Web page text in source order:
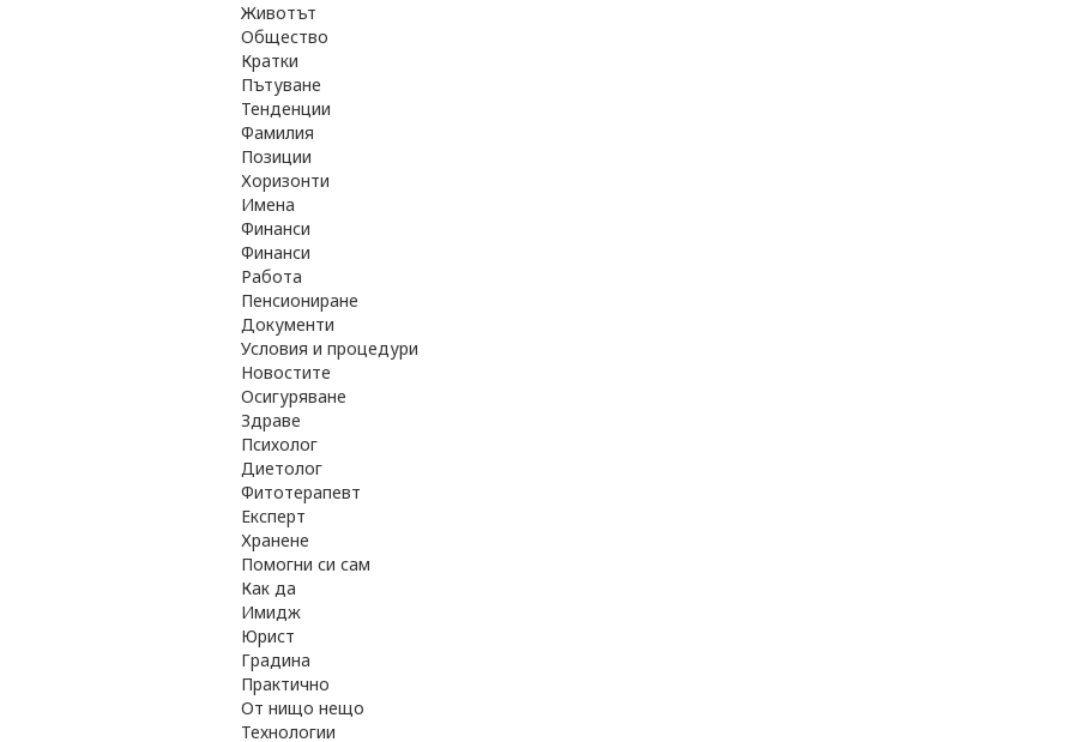
Животът
Общество
Кратки
Пътуване
Тенденции
Фамилия
Позиции
Хоризонти
Имена
Финанси
Финанси
Работа
Пенсиониране
Документи
Условия и процедури
Новостите
Осигуряване
Здраве
Психолог
Диетолог
Фитотерапевт
Експерт
Хранене
Помогни си сам
Как да
Имидж
Юрист
Градина
Практично
От нищо нещо
Технологии